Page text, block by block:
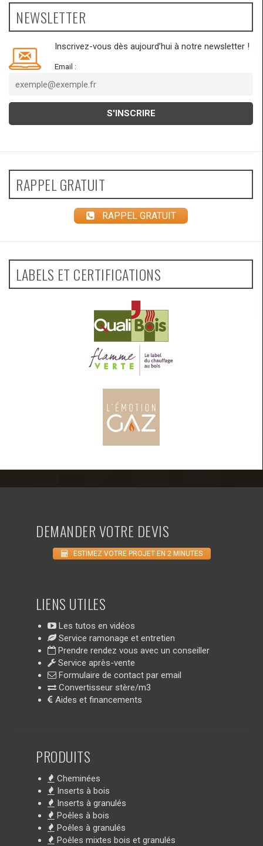
NEWSLETTER
Inscrivez-vous dès aujourd’hui à notre newsletter !
Email :
RAPPEL GRATUIT
RAPPEL GRATUIT
LABELS ET CERTIFICATIONS
DEMANDER VOTRE DEVIS
ESTIMEZ VOTRE PROJET EN 2 MINUTES
LIENS UTILES
Les tutos en vidéos
Service ramonage et entretien
Prendre rendez vous avec un conseiller
Service après-vente
Formulaire de contact par email
Convertisseur stère/m3
Aides et financements
PRODUITS
Cheminées
Inserts à bois
Inserts à granulés
Poêles à bois
Poêles à granulés
Poêles mixtes bois et granulés